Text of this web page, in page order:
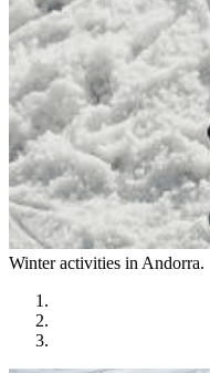
Winter activities in Andorra.